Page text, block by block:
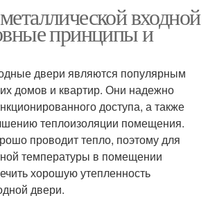
входной
принципы и
двери являются популярным
домов и квартир. Они надежно
доступа, а также
теплоизоляции помещения.
проводит тепло, поэтому для
температуры в помещении
хорошую утепленность
двери.